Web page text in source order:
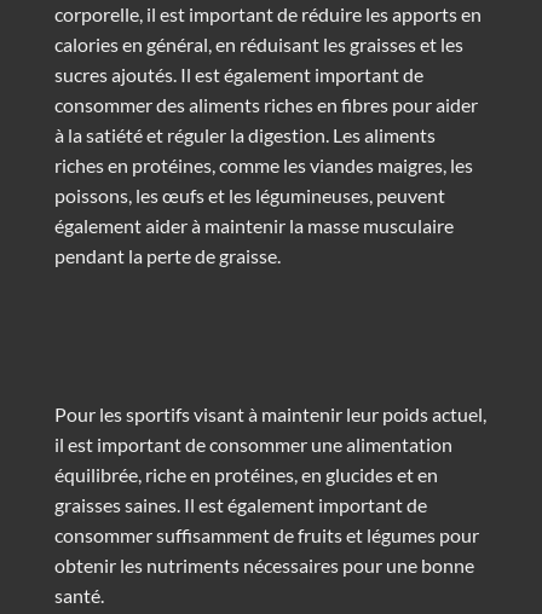
corporelle, il est important de réduire les apports en
calories en général, en réduisant les graisses et les
sucres ajoutés. Il est également important de
consommer des aliments riches en fibres pour aider
à la satiété et réguler la digestion. Les aliments
riches en protéines, comme les viandes maigres, les
poissons, les œufs et les légumineuses, peuvent
également aider à maintenir la masse musculaire
pendant la perte de graisse.
Pour les sportifs visant à maintenir leur poids actuel,
il est important de consommer une alimentation
équilibrée, riche en protéines, en glucides et en
graisses saines. Il est également important de
consommer suffisamment de fruits et légumes pour
obtenir les nutriments nécessaires pour une bonne
santé.